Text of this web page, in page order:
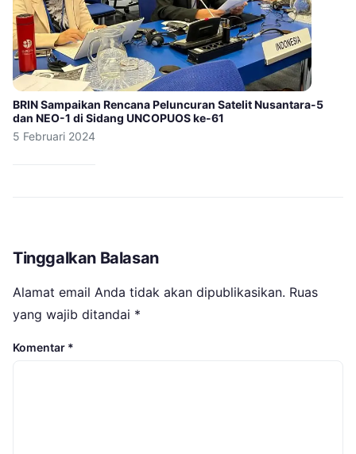
BRIN Sampaikan Rencana Peluncuran Satelit Nusantara-5
dan NEO-1 di Sidang UNCOPUOS ke-61
5 Februari 2024
Tinggalkan Balasan
Alamat email Anda tidak akan dipublikasikan. Ruas
yang wajib ditandai *
Komentar *